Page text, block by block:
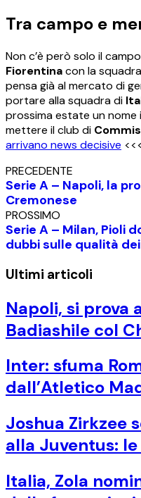
Tra campo e
Non c’è però solo il
Fiorentinacon la
pensa già al mercato di
portare alla squadra di
prossima estate un
mettere il club di
arrivano news decisive <<<
PRECEDENTE
Serie A – Napoli, la
Cremonese
PROSSIMO
Serie A – Milan, Pioli
dubbi sulle qualità
Ultimi articoli
Napoli, si prova
Badiashile col
Inter: sfuma
dall’Atletico
Joshua Zirkzee
alla Juventus:
Italia, Zola